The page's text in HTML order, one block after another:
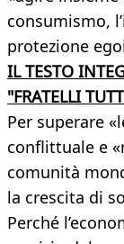
consumismo,
protezione
IL TESTO
"FRATELLI
Per superare
conflittuale e
comunità
la crescita di
Perché